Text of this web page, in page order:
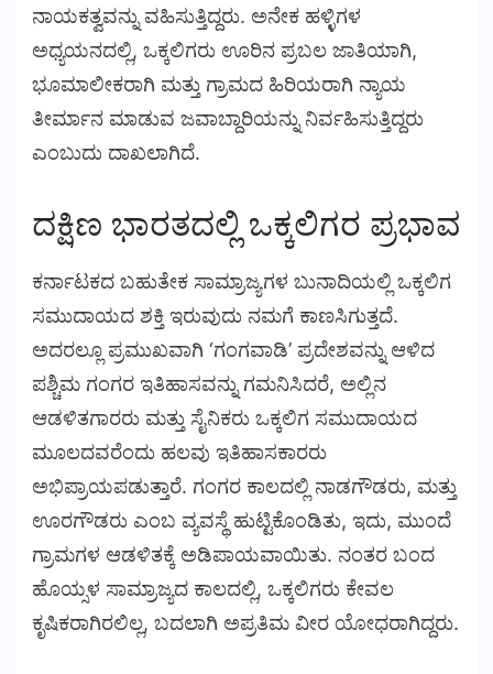
ನಾಯಕತ್ವವನ್ನು ವಹಿಸುತ್ತಿದ್ದರು. ಅನೇಕ ಹಳ್ಳಿಗಳ
ಅಧ್ಯಯನದಲ್ಲಿ, ಒಕ್ಕಲಿಗರು ಊರಿನ ಪ್ರಬಲ ಜಾತಿಯಾಗಿ,
ಭೂಮಾಲೀಕರಾಗಿ ಮತ್ತು ಗ್ರಾಮದ ಹಿರಿಯರಾಗಿ ನ್ಯಾಯ
ತೀರ್ಮಾನ ಮಾಡುವ ಜವಾಬ್ದಾರಿಯನ್ನು ನಿರ್ವಹಿಸುತ್ತಿದ್ದರು
ಎಂಬುದು ದಾಖಲಾಗಿದೆ.
ದಕ್ಷಿಣ ಭಾರತದಲ್ಲಿ ಒಕ್ಕಲಿಗರ ಪ್ರಭಾವ
ಕರ್ನಾಟಕದ ಬಹುತೇಕ ಸಾಮ್ರಾಜ್ಯಗಳ ಬುನಾದಿಯಲ್ಲಿ ಒಕ್ಕಲಿಗ
ಸಮುದಾಯದ ಶಕ್ತಿ ಇರುವುದು ನಮಗೆ ಕಾಣಸಿಗುತ್ತದೆ.
ಅದರಲ್ಲೂ ಪ್ರಮುಖವಾಗಿ ‘ಗಂಗವಾಡಿ’ ಪ್ರದೇಶವನ್ನು ಆಳಿದ
ಪಶ್ಚಿಮ ಗಂಗರ ಇತಿಹಾಸವನ್ನು ಗಮನಿಸಿದರೆ, ಅಲ್ಲಿನ
ಆಡಳಿತಗಾರರು ಮತ್ತು ಸೈನಿಕರು ಒಕ್ಕಲಿಗ ಸಮುದಾಯದ
ಮೂಲದವರೆಂದು ಹಲವು ಇತಿಹಾಸಕಾರರು
ಅಭಿಪ್ರಾಯಪಡುತ್ತಾರೆ. ಗಂಗರ ಕಾಲದಲ್ಲಿ ನಾಡಗೌಡರು, ಮತ್ತು
ಊರಗೌಡರು ಎಂಬ ವ್ಯವಸ್ಥೆ ಹುಟ್ಟಿಕೊಂಡಿತು, ಇದು, ಮುಂದೆ
ಗ್ರಾಮಗಳ ಆಡಳಿತಕ್ಕೆ ಅಡಿಪಾಯವಾಯಿತು. ನಂತರ ಬಂದ
ಹೊಯ್ಸಳ ಸಾಮ್ರಾಜ್ಯದ ಕಾಲದಲ್ಲಿ, ಒಕ್ಕಲಿಗರು ಕೇವಲ
ಕೃಷಿಕರಾಗಿರಲಿಲ್ಲ, ಬದಲಾಗಿ ಅಪ್ರತಿಮ ವೀರ ಯೋಧರಾಗಿದ್ದರು.